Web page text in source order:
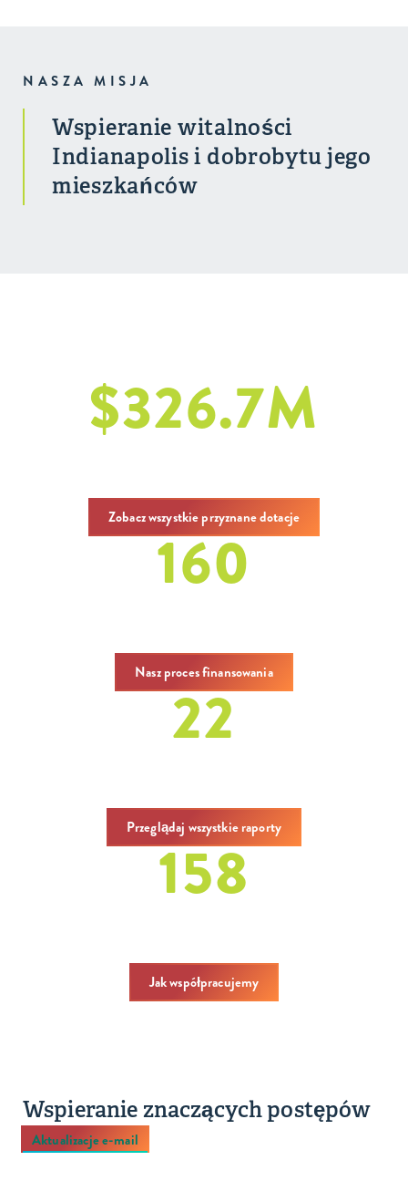
NASZA MISJA
Wspieranie witalności
Indianapolis i dobrobytu jego
mieszkańców
$326.7M
Zobacz wszystkie przyznane dotacje
160
Nasz proces finansowania
22
Przeglądaj wszystkie raporty
158
Jak współpracujemy
Wspieranie znaczących postępów
Aktualizacje e-mail